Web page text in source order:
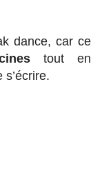
dance, car ce
tout en